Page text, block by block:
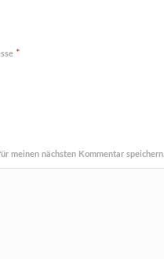
*
meinen nächsten Kommentar speichern.